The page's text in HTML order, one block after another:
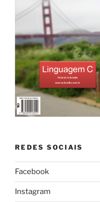
REDES SOCIAIS
Facebook
Instagram